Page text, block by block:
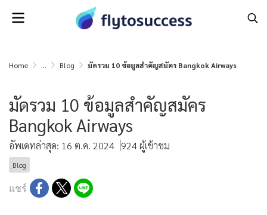
Home ... ฺBlog มัดรวม 10 ข้อมูลสำคัญสมัคร Bangkok Airways
มัดรวม 10 ข้อมูลสำคัญสมัคร
Bangkok Airways
อัพเดทล่าสุด: 16 ต.ค. 2024 924 ผู้เข้าชม
ฺBlog
แชร์